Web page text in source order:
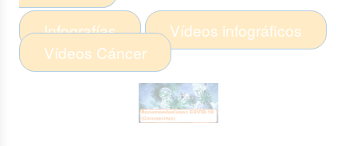
Infografías
Vídeos infográficos
Vídeos Cáncer